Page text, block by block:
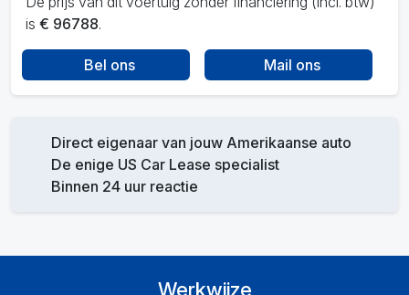
is € 96788.
Bel ons Mail ons
Direct eigenaar van jouw Amerikaanse auto
De enige US Car Lease specialist
Binnen 24 uur reactie
Werkwijze